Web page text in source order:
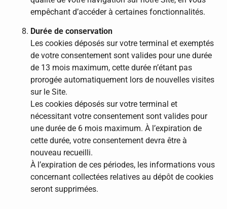
empêchant d’accéder à certaines fonctionnalités.
Durée de conservation
Les cookies déposés sur votre terminal et exemptés
de votre consentement sont valides pour une durée
de 13 mois maximum, cette durée n’étant pas
prorogée automatiquement lors de nouvelles visites
sur le Site.
Les cookies déposés sur votre terminal et
nécessitant votre consentement sont valides pour
une durée de 6 mois maximum. À l’expiration de
cette durée, votre consentement devra être à
nouveau recueilli.
À l’expiration de ces périodes, les informations vous
concernant collectées relatives au dépôt de cookies
seront supprimées.